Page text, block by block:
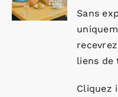
Sans
liens de
Cliquez